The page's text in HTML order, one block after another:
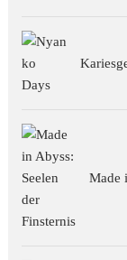
Made